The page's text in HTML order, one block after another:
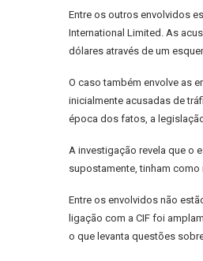
Entre os outros envolvidos
International Limited. As
dólares através de um
O caso também envolve as
inicialmente acusadas de
época dos fatos, a
A investigação revela que o
supostamente, tinham
Entre os envolvidos não
ligação com a CIF foi
o que levanta questões